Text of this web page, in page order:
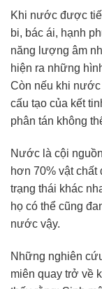
Khi nước được
bi, bác ái, hạnh
năng lượng âm
hiện ra những
Còn nếu khi
cấu tạo của kết
phân tán không
Nước là cội
hơn 70% vật
trạng thái khác
họ có thể cũng
nước vậy.
Những nghiên
miên quay trở về